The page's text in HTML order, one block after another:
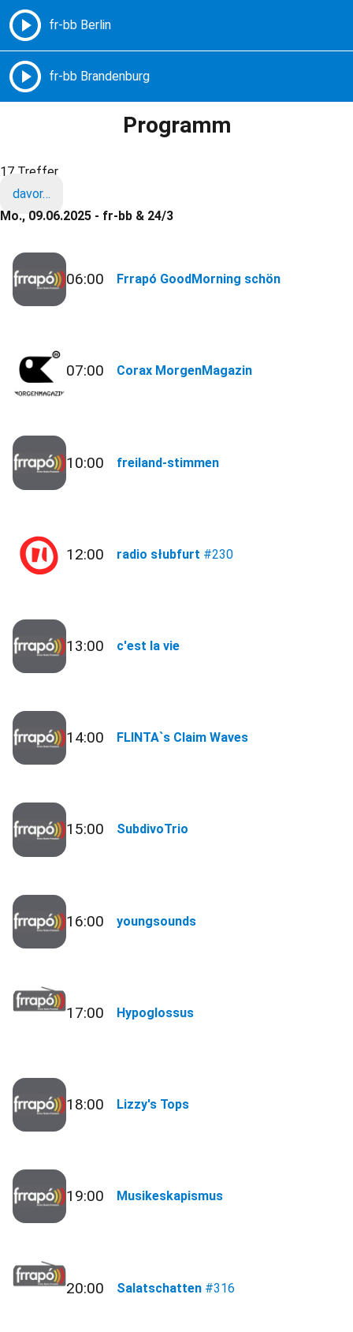
Freie Radios – Berlin Brandenburg
Programm
17 Treffer
davor…
Mo., 09.06.2025 - fr-bb & 24/3
06:00 Frrapó GoodMorning schön
07:00 Corax MorgenMagazin
10:00 freiland-stimmen
12:00 radio słubfurt #230
13:00 c'est la vie
14:00 FLINTA`s Claim Waves
15:00 SubdivoTrio
16:00 youngsounds
17:00 Hypoglossus
18:00 Lizzy's Tops
19:00 Musikeskapismus
20:00 Salatschatten #316